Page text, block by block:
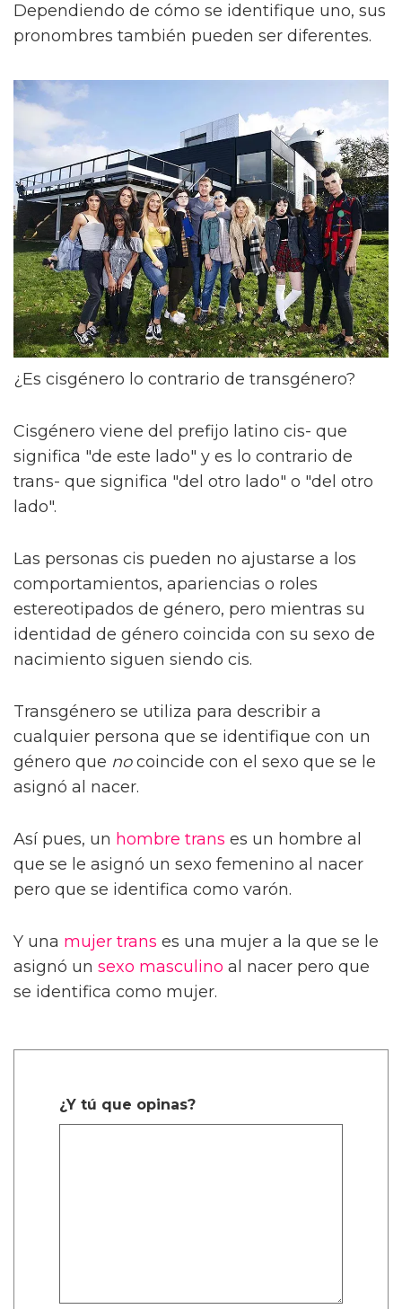
Dependiendo de cómo se identifique uno, sus
pronombres también pueden ser diferentes.
¿Es cisgénero lo contrario de transgénero?
Cisgénero viene del prefijo latino cis- que
significa "de este lado" y es lo contrario de
trans- que significa "del otro lado" o "del otro
lado".
Las personas cis pueden no ajustarse a los
comportamientos, apariencias o roles
estereotipados de género, pero mientras su
identidad de género coincida con su sexo de
nacimiento siguen siendo cis.
Transgénero se utiliza para describir a
cualquier persona que se identifique con un
género que nocoincide con el sexo que se le
asignó al nacer.
Así pues, un hombre trans es un hombre al
que se le asignó un sexo femenino al nacer
pero que se identifica como varón.
Y una mujer trans es una mujer a la que se le
asignó un sexo masculino al nacer pero que
se identifica como mujer.
¿Y tú que opinas?